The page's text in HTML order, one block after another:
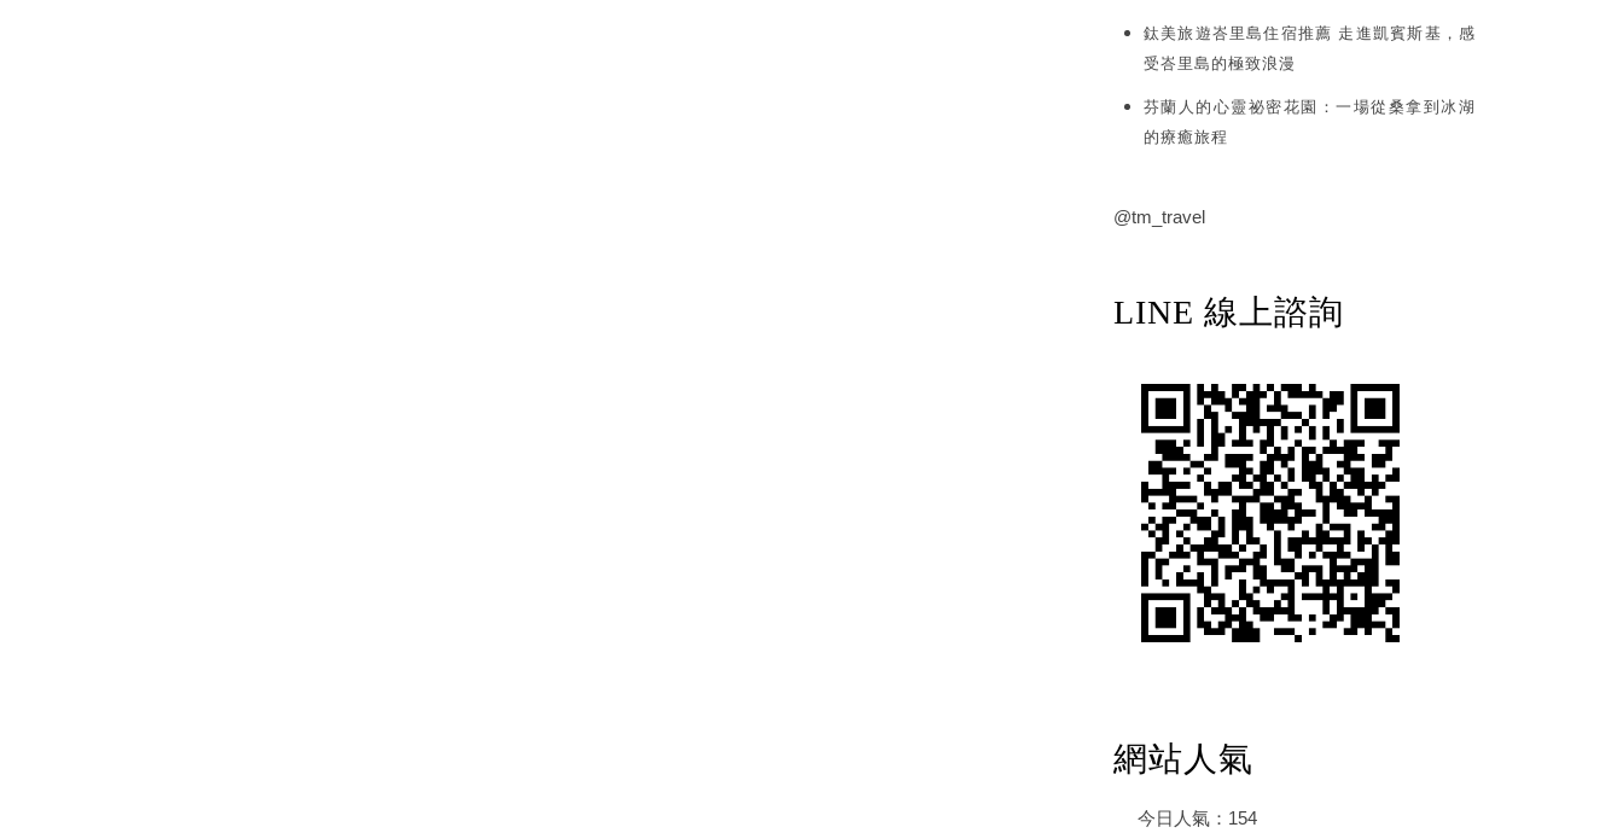
鈦美旅遊峇里島住宿推薦 走進凱賓斯基，感
受峇里島的極致浪漫
芬蘭人的心靈祕密花園：一場從桑拿到冰湖
的療癒旅程
@tm_travel
LINE 線上諮詢
網站人氣
今日人氣： 154